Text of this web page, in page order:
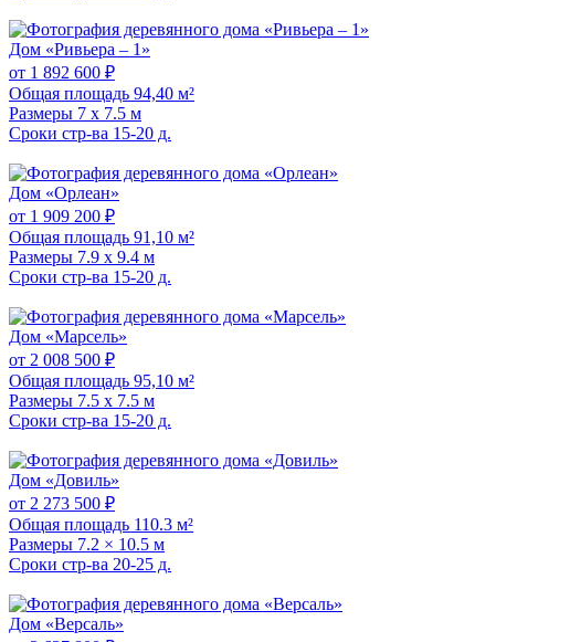
Дом «Ривьера – 1»
от 1 892 600 ₽
Общая площадь 94,40 м²
Размеры 7 x 7.5 м
Сроки стр-ва 15-20 д.
Дом «Орлеан»
от 1 909 200 ₽
Общая площадь 91,10 м²
Размеры 7.9 x 9.4 м
Сроки стр-ва 15-20 д.
Дом «Марсель»
от 2 008 500 ₽
Общая площадь 95,10 м²
Размеры 7.5 x 7.5 м
Сроки стр-ва 15-20 д.
Дом «Довиль»
от 2 273 500 ₽
Общая площадь 110.3 м²
Размеры 7.2 × 10.5 м
Сроки стр-ва 20-25 д.
Дом «Версаль»